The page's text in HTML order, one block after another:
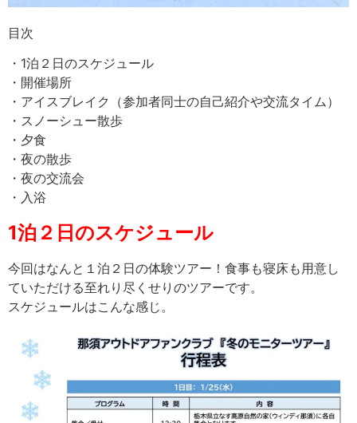
目次
・1泊２日のスケジュール
・開催場所
・アイスブレイク（参加者同士の自己紹介や交流タイム）
・スノーシュー散歩
・夕食
・夜の散歩
・夜の交流会
・入浴
1泊２日のスケジュール
今回はなんと１泊２日の体験ツアー！食事も寝床も用意し
ていただける至れり尽くせりのツアーです。
スケジュールはこんな感じ。